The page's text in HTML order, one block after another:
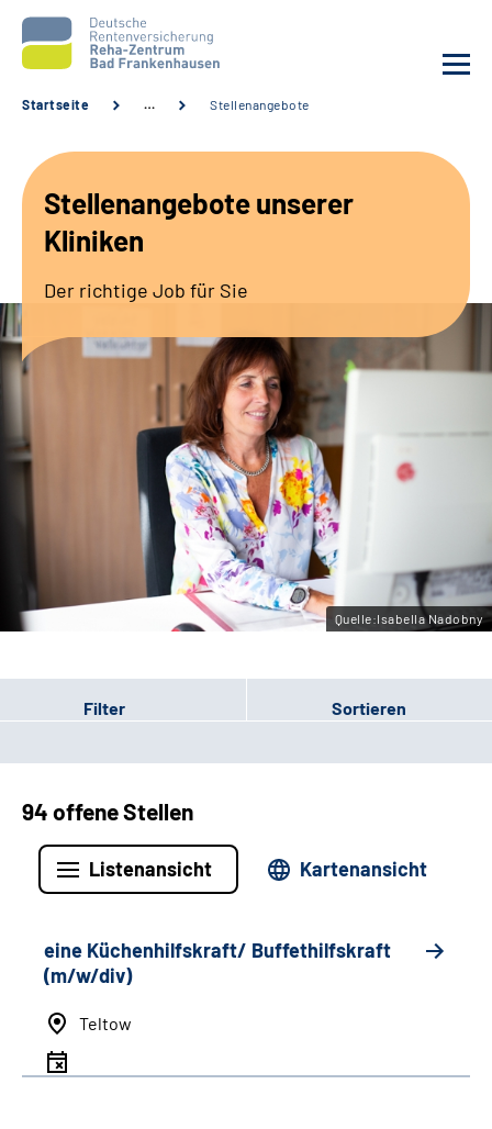
Unsere Kliniken
Sozialdienste & Zuweisende
Erweiterte Suche
Gebärdensprache
Leichte Sprache
Startseite … Stellenangebote
Stellenangebote unserer
Kliniken
Der richtige Job für Sie
Quelle:Isabella Nadobny
Filter Sortieren
94 offene Stellen
Listenansicht Kartenansicht
eine Küchenhilfskraft/ Buffethilfskraft
(m/w/div)
Teltow